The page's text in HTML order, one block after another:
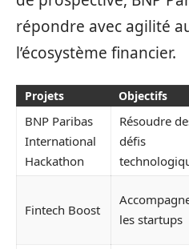
répondre avec agilité
l’écosystème financier.
Projets Objectifs
BNP Paribas
International
Hackathon
Résoudre
défis
Fintech Boost
les startups